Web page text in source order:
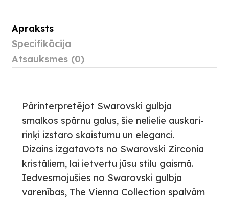
Apraksts
Specifikācija
Atsauksmes (0)
Pārinterpretējot Swarovski gulbja
smalkos spārnu galus, šie nelielie auskari-
rinķi izstaro skaistumu un eleganci.
Dizains izgatavots no Swarovski Zirconia
kristāliem, lai ietvertu jūsu stilu gaismā.
Iedvesmojušies no Swarovski gulbja
varenības, The Vienna Collection spalvām